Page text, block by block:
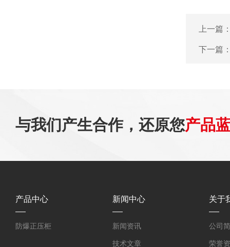
上一篇
下一篇
与我们产生合作，还原您产品
产品中心
防爆正压柜
新闻中心
新闻资讯
技术文章
关于
公司
荣誉